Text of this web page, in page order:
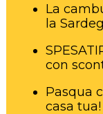
La
la
con
Pasqua
casa tua!